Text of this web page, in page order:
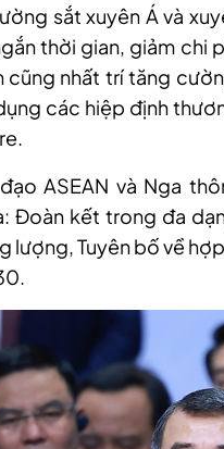
sắt xuyên Á và
thời gian, giảm chi
nhất trí tăng
các hiệp định
ASEAN và Nga
Đoàn kết trong đa
lượng, Tuyên bố về